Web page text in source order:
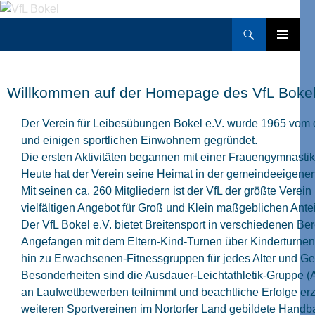
Zum
Willkommen auf der Homepage des VfL
Der Verein für Leibesübungen Bokel e.V. wurde 1965
und einigen sportlichen Einwohnern gegründet.
Die ersten Aktivitäten begannen mit einer
Heute hat der Verein seine Heimat in der
Mit seinen ca. 260 Mitgliedern ist der VfL der größte
vielfältigen Angebot für Groß und Klein maßgeblichen
Der VfL Bokel e.V. bietet Breitensport in verschiedenen
Angefangen mit dem Eltern-Kind-Turnen über
hin zu Erwachsenen-Fitnessgruppen für jedes Alter und
Besonderheiten sind die Ausdauer-Leichtathletik-Gruppe
an Laufwettbewerben teilnimmt und beachtliche Erfolge
weiteren Sportvereinen im Nortorfer Land gebildete